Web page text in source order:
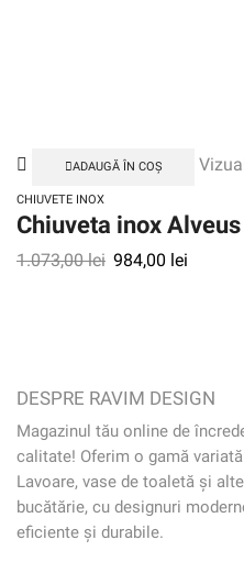
ADAUGĂ ÎN COȘ
CHIUVETE INOX
Chiuveta inox
1.073,00lei 984,00 lei
DESPRE RAVIM DESIGN
Magazinul tău online de
calitate! Oferim o gamă
Lavoare, vase de toaletă și
bucătărie, cu designuri
eficiente și durabile.